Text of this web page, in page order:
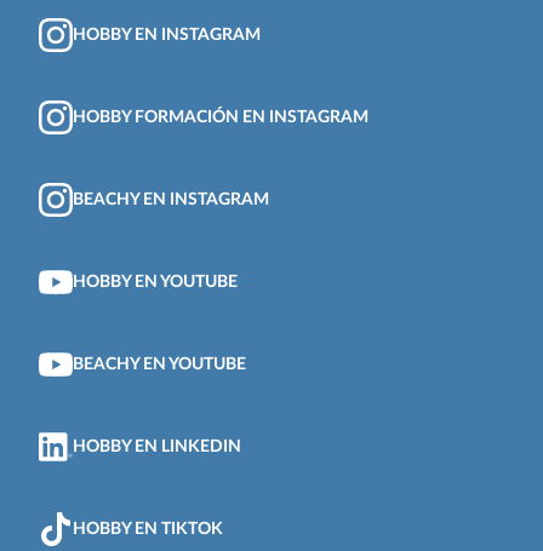
HOBBY EN INSTAGRAM
HOBBY FORMACIÓN EN INSTAGRAM
BEACHY EN INSTAGRAM
HOBBY EN YOUTUBE
BEACHY EN YOUTUBE
HOBBY EN LINKEDIN
HOBBY EN TIKTOK